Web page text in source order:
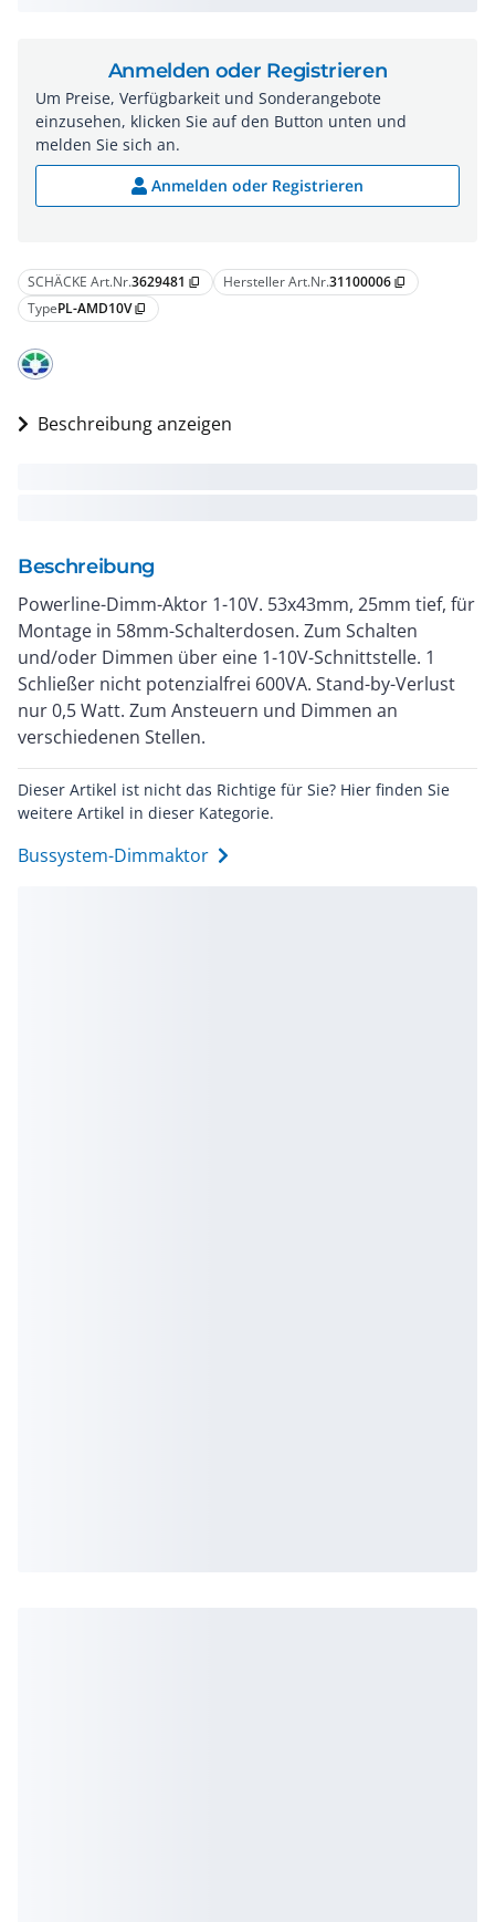
SCHÄCKE Art.Nr.3629481 content_copy Hersteller Art.Nr.31100006 content_copy
TypePL-AMD10V content_copy
Beschreibung anzeigen
Beschreibung
Powerline-Dimm-Aktor 1-10V. 53x43mm, 25mm tief, für
Montage in 58mm-Schalterdosen. Zum Schalten
und/oder Dimmen über eine 1-10V-Schnittstelle. 1
Schließer nicht potenzialfrei 600VA. Stand-by-Verlust
nur 0,5 Watt. Zum Ansteuern und Dimmen an
verschiedenen Stellen.
Dieser Artikel ist nicht das Richtige für Sie? Hier finden Sie
weitere Artikel in dieser Kategorie.
Bussystem-Dimmaktor
Anmelden oder Registrieren
Um Preise, Verfügbarkeit und Sonderangebote
einzusehen, klicken Sie auf den Button unten und
melden Sie sich an.
Anmelden oder Registrieren